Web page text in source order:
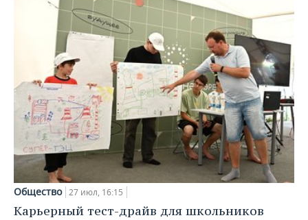
Общество 27 июл, 16:15
Карьерный тест-драйв для школьников